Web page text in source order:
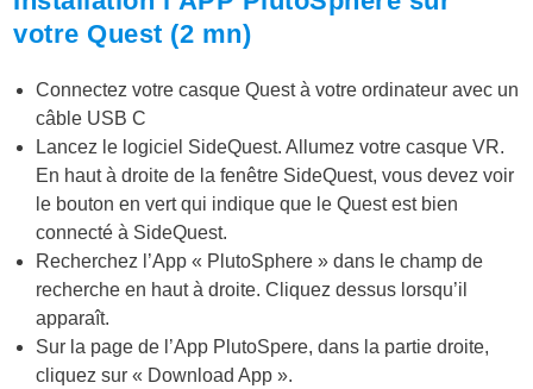
votre Quest (2 mn)
Connectez votre casque Quest à votre ordinateur avec un
câble USB C
Lancez le logiciel SideQuest. Allumez votre casque VR.
En haut à droite de la fenêtre SideQuest, vous devez voir
le bouton en vert qui indique que le Quest est bien
connecté à SideQuest.
Recherchez l’App « PlutoSphere » dans le champ de
recherche en haut à droite. Cliquez dessus lorsqu’il
apparaît.
Sur la page de l’App PlutoSpere, dans la partie droite,
cliquez sur « Download App ».